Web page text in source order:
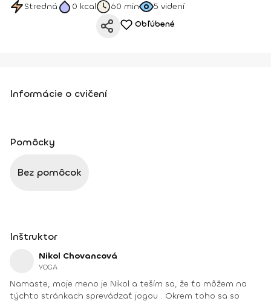
Stredná 0 kcal 60 min 5 videní
Obľúbené
Informácie o cvičení
Pomôcky
Bez pomôcok
Inštruktor
Nikol Chovancová
YOGA
Namaste, moje meno je Nikol a teším sa, že ťa môžem na
týchto stránkach sprevádzať jogou . Okrem toho sa so